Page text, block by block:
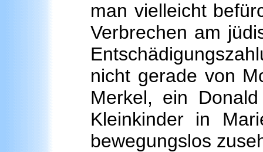
man vielleicht
Verbrechen am
nicht gerade von
Merkel, ein
Kleinkinder in
bewegungslos